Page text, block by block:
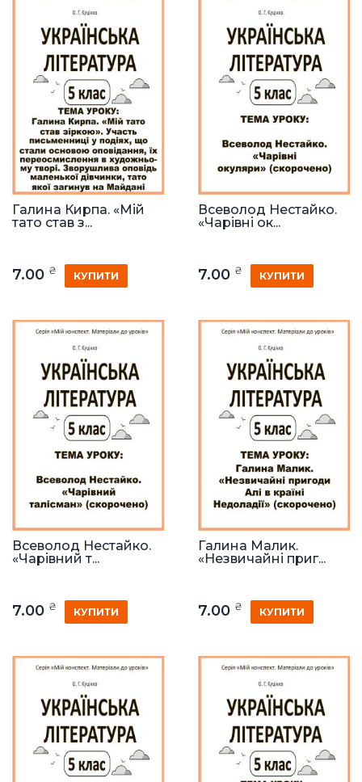
Галина Кирпа. «Мій
тато став з...
7.00 ₴ КУПИТИ
Всеволод Нестайко.
«Чарівні ок...
7.00 ₴ КУПИТИ
Всеволод Нестайко.
«Чарівний т...
7.00 ₴ КУПИТИ
Галина Малик.
«Незвичайні приг...
7.00 ₴ КУПИТИ